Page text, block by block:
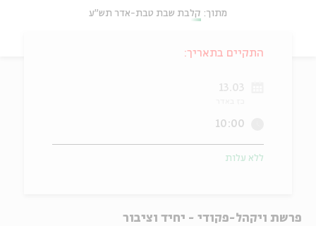
מתוך: קלבת שבת טבת-אדר תש"ע
פרשת ויקהל-פקודי - יחיד וציבור
התקיים בתאריך:
13.03
10:00
ללא עלות